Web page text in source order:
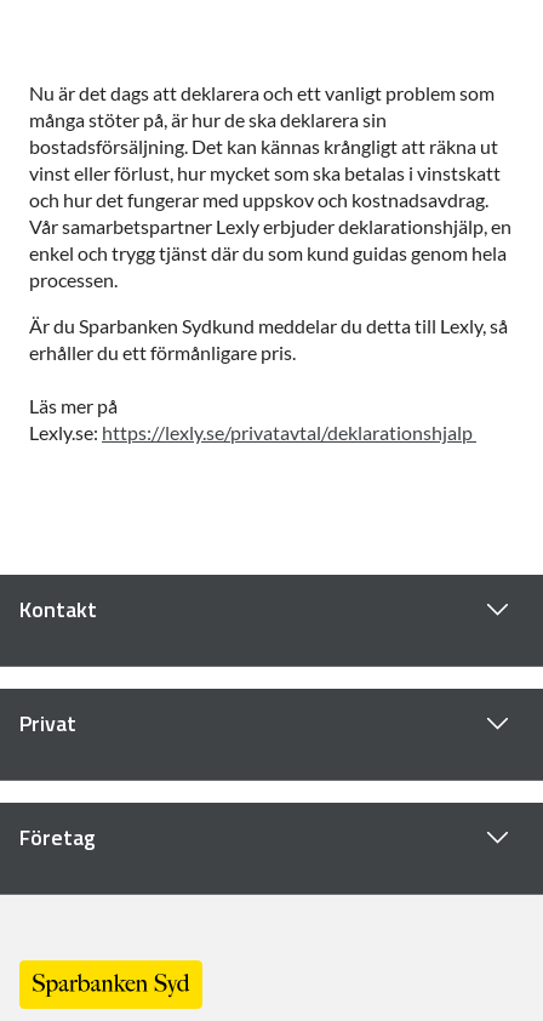
Nu är det dags att deklarera och ett vanligt problem som
många stöter på, är hur de ska deklarera sin
bostadsförsäljning. Det kan kännas krångligt att räkna ut
vinst eller förlust, hur mycket som ska betalas i vinstskatt
och hur det fungerar med uppskov och kostnadsavdrag.
Vår samarbetspartner Lexly erbjuder deklarationshjälp, en
enkel och trygg tjänst där du som kund guidas genom hela
processen.
Är du Sparbanken Sydkund meddelar du detta till Lexly, så
erhåller du ett förmånligare pris.
Läs mer på
Lexly.se: https://lexly.se/privatavtal/deklarationshjalp
Kontakt
Privat
Företag